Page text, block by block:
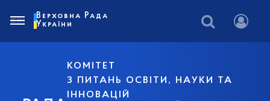
КОМІТЕТ
З ПИТАНЬ ОСВІТИ, НАУКИ ТА
ІННОВАЦІЙ
Верховна Рада
України